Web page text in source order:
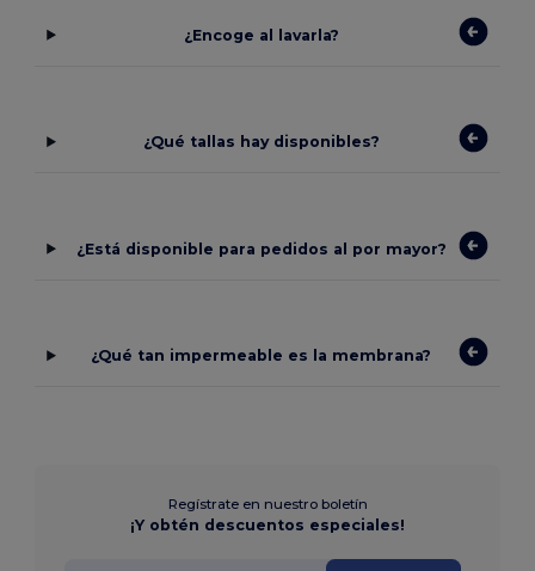
¿Encoge al lavarla?
¿Qué tallas hay disponibles?
¿Está disponible para pedidos al por mayor?
¿Qué tan impermeable es la membrana?
Regístrate en nuestro boletín
¡Y obtén descuentos especiales!